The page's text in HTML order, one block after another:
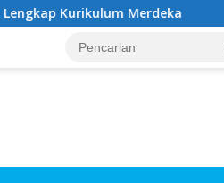
Kurikulum Merdeka